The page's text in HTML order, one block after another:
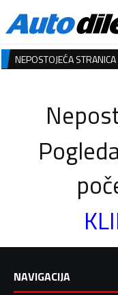
NEPOSTOJEĆA STRANICA
NAVIGACIJA